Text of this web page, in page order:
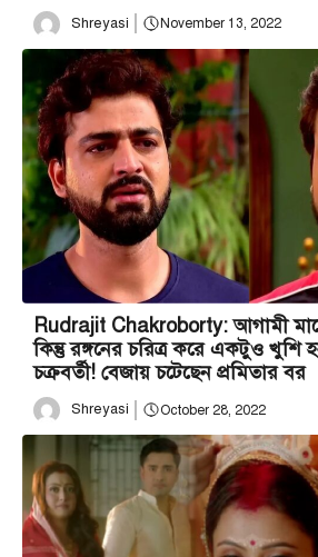
Shreyasi November 13, 2022
Rudrajit Chakroborty: আগামী
কিন্তু রঙ্গনের চরিত্র করে একটুও খুশি
চক্রবর্তী! বেজায় চটেছেন প্রমিতার বর
Shreyasi October 28, 2022